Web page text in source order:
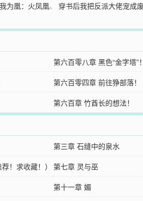
为凰：火凤凰、 穿书后我把反派大佬宠成
第六百零八章 黑色“金字塔”！
第六百零四章 前往狰部落！
第六百章 竹酋长的想法！
第三章 石缝中的泉水
！求收藏！） 第七章 灵与巫
第十一章 媚